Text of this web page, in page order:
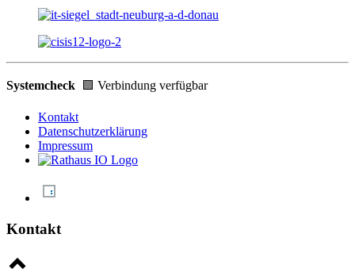
Systemcheck 🟩 Verbindung verfügbar
Kontakt
Datenschutzerklärung
Impressum
Kontakt